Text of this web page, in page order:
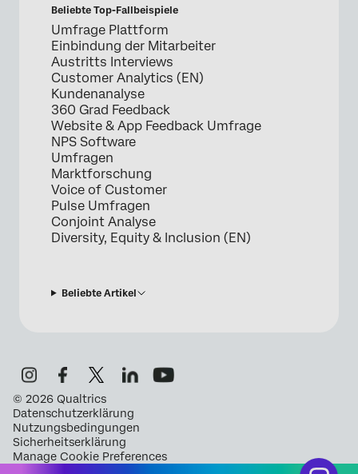
Beliebte Top-Fallbeispiele
Umfrage Plattform
Einbindung der Mitarbeiter
Austritts Interviews
Customer Analytics (EN)
Kundenanalyse
360 Grad Feedback
Website & App Feedback Umfrage
NPS Software
Umfragen
Marktforschung
Voice of Customer
Pulse Umfragen
Conjoint Analyse
Diversity, Equity & Inclusion (EN)
Beliebte Artikel
© 2026 Qualtrics
Datenschutzerklärung
Nutzungsbedingungen
Sicherheitserklärung
Manage Cookie Preferences